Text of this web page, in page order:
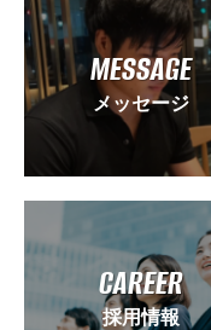
MESSAGE
メッセージ
CAREER
採用情報